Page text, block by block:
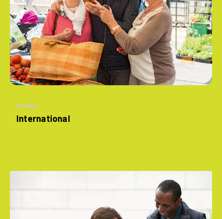
Artikel
International